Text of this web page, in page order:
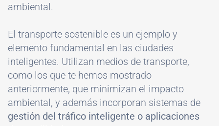
ambiental.
El transporte sostenible es un ejemplo y
elemento fundamental en las ciudades
inteligentes. Utilizan medios de transporte,
como los que te hemos mostrado
anteriormente, que minimizan el impacto
ambiental, y además incorporan sistemas de
gestión del tráfico inteligente o aplicaciones